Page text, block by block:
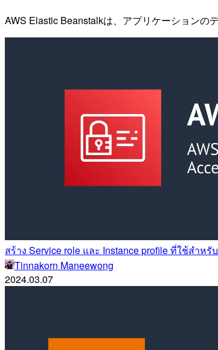
AWS Elastic Beanstalkは、アプリケーションの
สร้าง Service role และ Instance profile ที่ใช้สำหรั
Tinnakorn Maneewong
2024.03.07